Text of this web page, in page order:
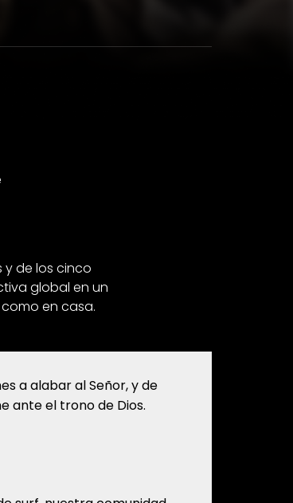
y de los cinco
global en un
en casa.
a alabar al Señor, y de
ante el trono de Dios.